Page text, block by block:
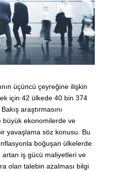
üçüncü çeyreğine ilişkin
için 42 ülkede 40 bin 374
araştırmasını
büyük ekonomilerde ve
yavaşlama söz konusu. Bu
boğuşan ülkelerde
iş gücü maliyetleri ve
olan talebin azalması bilgi